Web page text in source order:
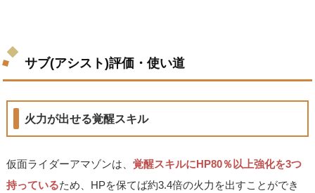
サブ(アシスト)評価・使い道
火力が出せる覚醒スキル
仮面ライダーアマゾンは、覚醒スキルにHP80％以上強化を3つ
持っているため、HPを保てば約3.4倍の火力を出すことができ